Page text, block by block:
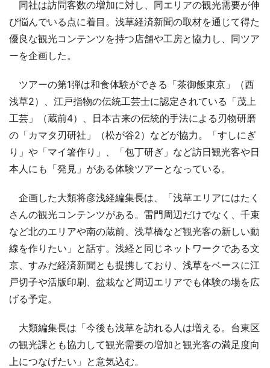
同社は訪問客数の増加に対し、同エリアの観光需要が伸
び悩んでいる点に着目。浅草経済新聞の取材を通じて得た
優良な観光コンテンツを持つ店舗や工房と協力し、同ツア
ーを企画した。
ツアーの第1弾は和食体験ができる「茶御飯東京」（西
浅草2）、江戸指物の伝統工芸士に認定されている「茂上
工芸」（蔵前4）、日本古来の伝統的手法による刃物研磨
の「カマタ刃研社」（松が谷2）などが協力。「すしにぎ
り」や「マイ箸作り」、「包丁研ぎ」など訪日観光客や日
本人にも「発見」がある体験ツアーとなっている。
企画した大類将彦浅経編集長は、「浅草エリアにはたく
さんの観光コンテンツがある。雷門周辺だけでなく、千束
など北のエリアや南の蔵前、浅草橋など観光客の新しい動
線を作りたい」と話す。浅経と同じネットワークである文
京、すみだ経済新聞とも提携しており、浅草をベースに江
戸切子や活版印刷、盆栽など周辺エリアでも体験の場を広
げる予定。
大類編集長は「今後も浅草を訪れる人は増える。台東区
の観光課とも協力して観光需要の増加と観光客の満足度向
上につなげたい」と意気込む。